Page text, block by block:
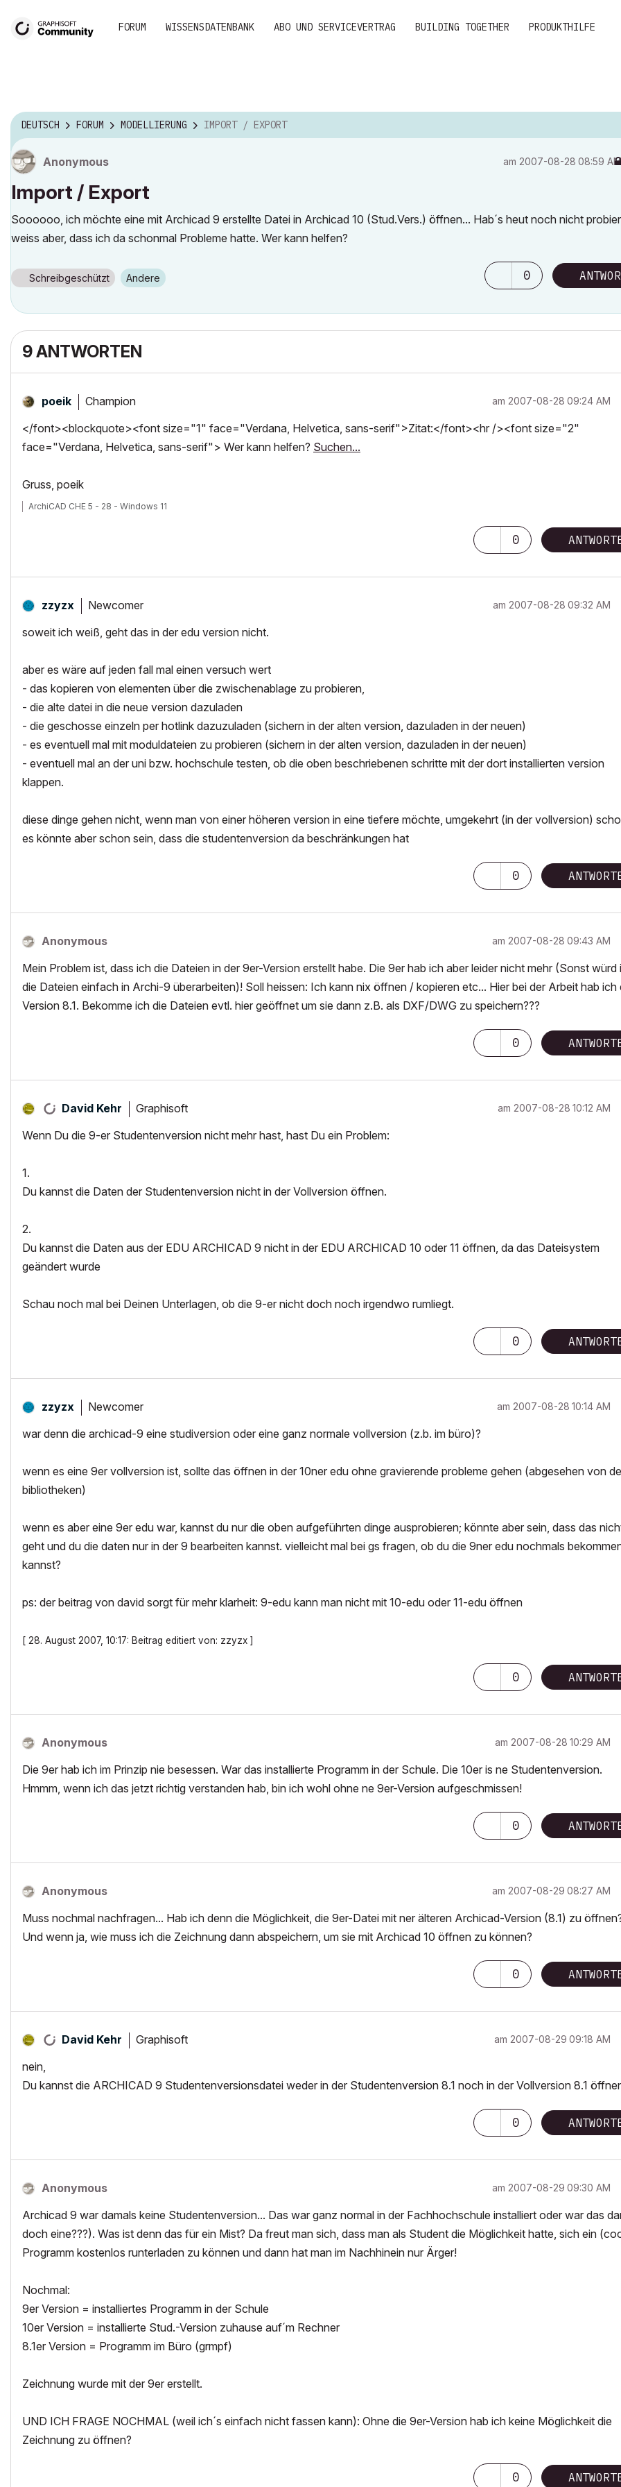
FORUM WISSENSDATENBANK ABO UND SERVICEVERTRAG BUILDING TOGETHER PRODUKTHILFE
DEUTSCH FORUM MODELLIERUNG IMPORT / EXPORT
Anonymous am ‎2007-08-28 08:59 AM
Import / Export
Soooooo, ich möchte eine mit Archicad 9 erstellte Datei in Archicad 10 (Stud.Vers.) öffnen... Hab´s heut noch nicht
weiss aber, dass ich da schonmal Probleme hatte. Wer kann helfen?
Schreibgeschützt Andere 0
9 ANTWORTEN
poeik Champion am ‎2007-08-28 09:24 AM
</font><blockquote><font size="1" face="Verdana, Helvetica, sans-serif">Zitat:</font><hr /><font size="2"
face="Verdana, Helvetica, sans-serif"> Wer kann helfen? Suchen...
Gruss, poeik
ArchiCAD CHE 5 - 28 - Windows 11
0
zzyzx Newcomer am ‎2007-08-28 09:32 AM
soweit ich weiß, geht das in der edu version nicht.
aber es wäre auf jeden fall mal einen versuch wert
- das kopieren von elementen über die zwischenablage zu probieren,
- die alte datei in die neue version dazuladen
- die geschosse einzeln per hotlink dazuzuladen (sichern in der alten version, dazuladen in der neuen)
- es eventuell mal mit moduldateien zu probieren (sichern in der alten version, dazuladen in der neuen)
- eventuell mal an der uni bzw. hochschule testen, ob die oben beschriebenen schritte mit der dort installierten version
klappen.
diese dinge gehen nicht, wenn man von einer höheren version in eine tiefere möchte, umgekehrt (in der vollversion)
es könnte aber schon sein, dass die studentenversion da beschränkungen hat
0
Anonymous am ‎2007-08-28 09:43 AM
Mein Problem ist, dass ich die Dateien in der 9er-Version erstellt habe. Die 9er hab ich aber leider nicht mehr (Sonst würd
die Dateien einfach in Archi-9 überarbeiten)! Soll heissen: Ich kann nix öffnen / kopieren etc... Hier bei der Arbeit hab ich
Version 8.1. Bekomme ich die Dateien evtl. hier geöffnet um sie dann z.B. als DXF/DWG zu speichern???
0
David Kehr Graphisoft am ‎2007-08-28 10:12 AM
Wenn Du die 9-er Studentenversion nicht mehr hast, hast Du ein Problem:
1.
Du kannst die Daten der Studentenversion nicht in der Vollversion öffnen.
2.
Du kannst die Daten aus der EDU ARCHICAD 9 nicht in der EDU ARCHICAD 10 oder 11 öffnen, da das Dateisystem
geändert wurde
Schau noch mal bei Deinen Unterlagen, ob die 9-er nicht doch noch irgendwo rumliegt.
0
zzyzx Newcomer am ‎2007-08-28 10:14 AM
war denn die archicad-9 eine studiversion oder eine ganz normale vollversion (z.b. im büro)?
wenn es eine 9er vollversion ist, sollte das öffnen in der 10ner edu ohne gravierende probleme gehen (abgesehen von
bibliotheken)
wenn es aber eine 9er edu war, kannst du nur die oben aufgeführten dinge ausprobieren; könnte aber sein, dass das
geht und du die daten nur in der 9 bearbeiten kannst. vielleicht mal bei gs fragen, ob du die 9ner edu nochmals
kannst?
ps: der beitrag von david sorgt für mehr klarheit: 9-edu kann man nicht mit 10-edu oder 11-edu öffnen
[ 28. August 2007, 10:17: Beitrag editiert von: zzyzx ]
0
Anonymous am ‎2007-08-28 10:29 AM
Die 9er hab ich im Prinzip nie besessen. War das installierte Programm in der Schule. Die 10er is ne Studentenversion.
Hmmm, wenn ich das jetzt richtig verstanden hab, bin ich wohl ohne ne 9er-Version aufgeschmissen!
0
Anonymous am ‎2007-08-29 08:27 AM
Muss nochmal nachfragen... Hab ich denn die Möglichkeit, die 9er-Datei mit ner älteren Archicad-Version (8.1) zu
Und wenn ja, wie muss ich die Zeichnung dann abspeichern, um sie mit Archicad 10 öffnen zu können?
0
David Kehr Graphisoft am ‎2007-08-29 09:18 AM
nein,
Du kannst die ARCHICAD 9 Studentenversionsdatei weder in der Studentenversion 8.1 noch in der Vollversion 8.1
0
Anonymous am ‎2007-08-29 09:30 AM
Archicad 9 war damals keine Studentenversion... Das war ganz normal in der Fachhochschule installiert oder war das
doch eine???). Was ist denn das für ein Mist? Da freut man sich, dass man als Student die Möglichkeit hatte, sich ein
Programm kostenlos runterladen zu können und dann hat man im Nachhinein nur Ärger!
Nochmal:
9er Version = installiertes Programm in der Schule
10er Version = installierte Stud.-Version zuhause auf´m Rechner
8.1er Version = Programm im Büro (grmpf)
Zeichnung wurde mit der 9er erstellt.
UND ICH FRAGE NOCHMAL (weil ich´s einfach nicht fassen kann): Ohne die 9er-Version hab ich keine Möglichkeit die
Zeichnung zu öffnen?
0